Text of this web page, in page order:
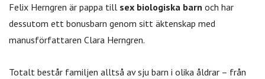
Felix Herngren är pappa till sex biologiska barn och har
dessutom ett bonusbarn genom sitt äktenskap med
manusförfattaren Clara Herngren.
Totalt består familjen alltså av sju barn i olika åldrar – från